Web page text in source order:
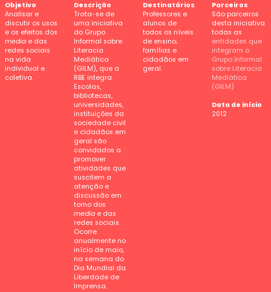
Objetivo
Analisar e
discutir os usos
e os efeitos dos
media e das
redes sociais
na vida
individual e
coletiva.
Descrição
Trata-se de
uma iniciativa
do Grupo
Informal sobre
Literacia
Mediática
(GILM), que a
RBE integra.
Escolas,
bibliotecas,
universidades,
instituições da
sociedade civil
e cidadãos em
geral são
convidados a
promover
atividades que
suscitem a
atenção e
discussão em
torno dos
media e das
redes sociais.
Ocorre
anualmente no
início de maio,
na semana do
Dia Mundial da
Liberdade de
Imprensa.
Destinatários
Professores e
alunos de
todos os níveis
de ensino;
famílias e
cidadãos em
geral.
Parceiros
São parceiros
desta iniciativa
todas as
entidades que
integram o
Grupo Informal
sobre Literacia
Mediática
(GILM)
Data de início
2012